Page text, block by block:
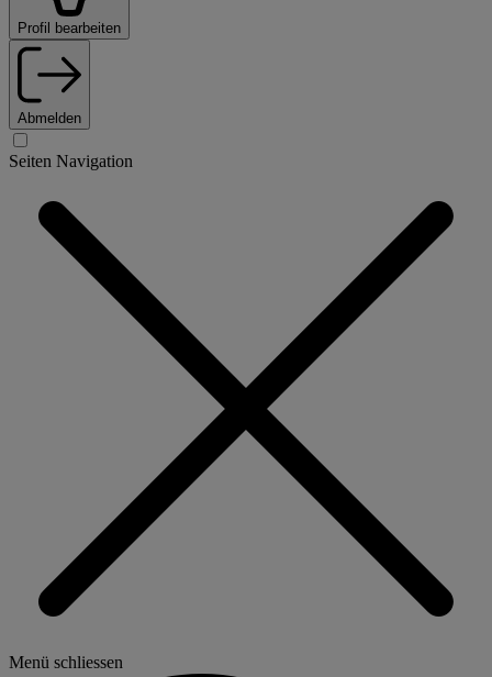
Profil bearbeiten
Abmelden
Seiten Navigation
Menü schliessen